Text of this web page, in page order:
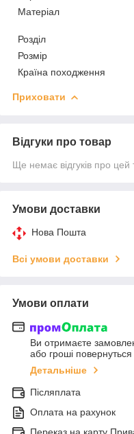
Матеріал
Розділ
Розмір
Країна походження
Приховати
Відгуки про товар
Ще немає відгуків про цей
Умови доставки
Нова Пошта
Всі умови доставки
Умови оплати
Ви отримаєте
або гроші
Детальніше
Післяплата
Оплата на рахунок